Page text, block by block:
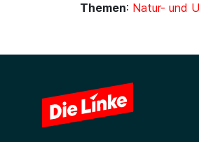
Themen: Natur- und